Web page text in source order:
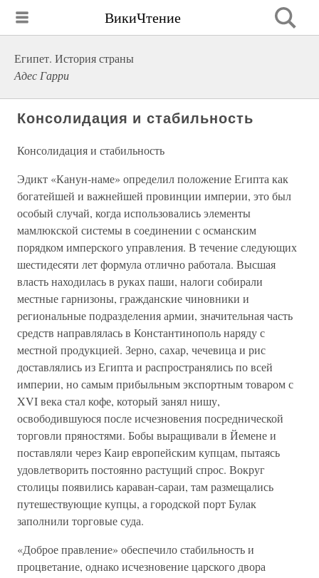
ВикиЧтение
Египет. История страны
Адес Гарри
Консолидация и стабильность
Консолидация и стабильность
Эдикт «Канун-наме» определил положение Египта как
богатейшей и важнейшей провинции империи, это был
особый случай, когда использовались элементы
мамлюкской системы в соединении с османским
порядком имперского управления. В течение следующих
шестидесяти лет формула отлично работала. Высшая
власть находилась в руках паши, налоги собирали
местные гарнизоны, гражданские чиновники и
региональные подразделения армии, значительная часть
средств направлялась в Константинополь наряду с
местной продукцией. Зерно, сахар, чечевица и рис
доставлялись из Египта и распространялись по всей
империи, но самым прибыльным экспортным товаром с
XVI века стал кофе, который занял нишу,
освободившуюся после исчезновения посреднической
торговли пряностями. Бобы выращивали в Йемене и
поставляли через Каир европейским купцам, пытаясь
удовлетворить постоянно растущий спрос. Вокруг
столицы появились караван-сараи, там размещались
путешествующие купцы, а городской порт Булак
заполнили торговые суда.
«Доброе правление» обеспечило стабильность и
процветание, однако исчезновение царского двора